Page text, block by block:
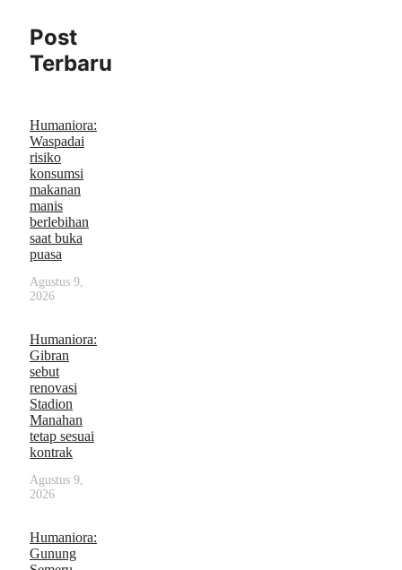
Post
Terbaru
Humaniora:
Waspadai
risiko
konsumsi
makanan
manis
berlebihan
saat buka
puasa
Agustus 9,
2026
Humaniora:
Gibran
sebut
renovasi
Stadion
Manahan
tetap sesuai
kontrak
Agustus 9,
2026
Humaniora:
Gunung